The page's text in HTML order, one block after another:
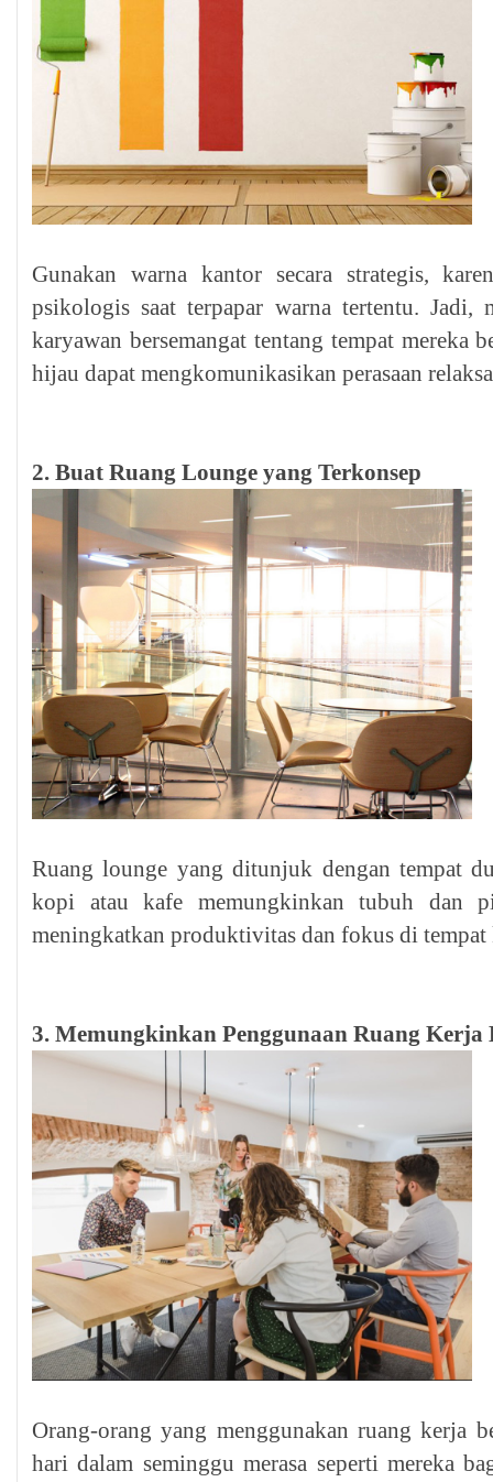
Gunakan warna kantor secara strategis,
psikologis saat terpapar warna tertentu. Jadi,
karyawan bersemangat tentang tempat mereka
hijau dapat mengkomunikasikan perasaan
2. Buat Ruang Lounge yang Terkonsep
Ruang lounge yang ditunjuk dengan tempat
kopi atau kafe memungkinkan tubuh dan
meningkatkan produktivitas dan fokus di tempat
3. Memungkinkan Penggunaan Ruang Kerja
Orang-orang yang menggunakan ruang kerja
hari dalam seminggu merasa seperti mereka